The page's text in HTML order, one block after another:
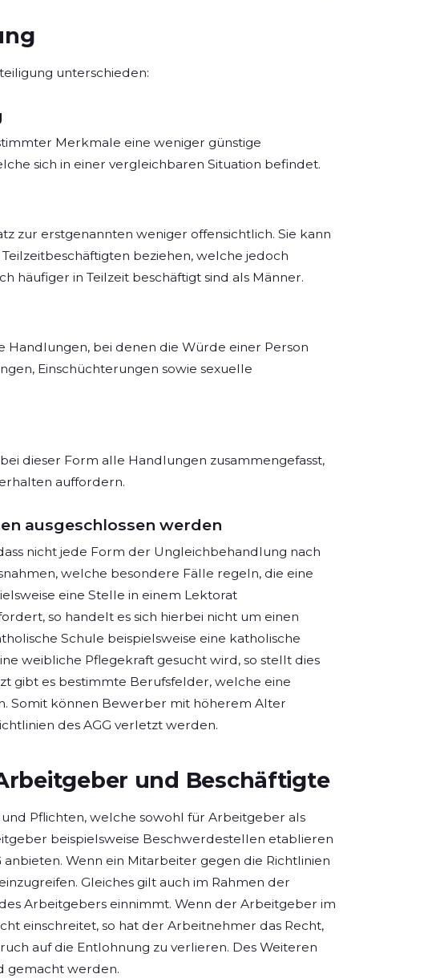
unterschieden:
Merkmale eine weniger günstige
sich in einer vergleichbaren Situation befindet.
zur erstgenannten weniger offensichtlich. Sie kann
beziehen, welche jedoch
häufiger in Teilzeit beschäftigt sind als Männer.
bei denen die Würde einer Person
Einschüchterungen sowie sexuelle
dieser Form alle Handlungen zusammengefasst,
auffordern.
ausgeschlossen werden
nicht jede Form der Ungleichbehandlung nach
welche besondere Fälle regeln, die eine
eine Stelle in einem Lektorat
so handelt es sich hierbei nicht um einen
Schule beispielsweise eine katholische
weibliche Pflegekraft gesucht wird, so stellt dies
gibt es bestimmte Berufsfelder, welche eine
Somit können Bewerber mit höherem Alter
des AGG verletzt werden.
und Beschäftigte
Pflichten, welche sowohl für Arbeitgeber als
beispielsweise Beschwerdestellen etablieren
Wenn ein Mitarbeiter gegen die Richtlinien
Gleiches gilt auch im Rahmen der
Arbeitgebers einnimmt. Wenn der Arbeitgeber im
einschreitet, so hat der Arbeitnehmer das Recht,
auf die Entlohnung zu verlieren. Des Weiteren
gemacht werden.